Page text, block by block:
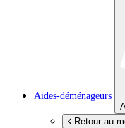
Aides-déménageurs
Retour au